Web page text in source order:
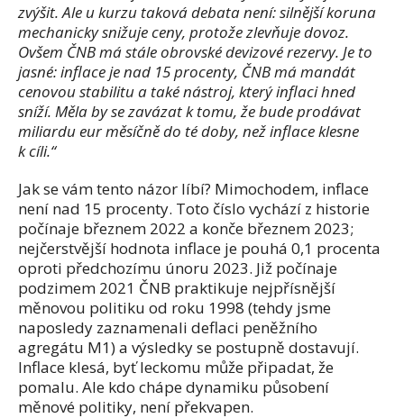
zvýšit. Ale u kurzu taková debata není: silnější koruna
mechanicky snižuje ceny, protože zlevňuje dovoz.
Ovšem ČNB má stále obrovské devizové rezervy. Je to
jasné: inflace je nad 15 procenty, ČNB má mandát
cenovou stabilitu a také nástroj, který inflaci hned
sníží. Měla by se zavázat k tomu, že bude prodávat
miliardu eur měsíčně do té doby, než inflace klesne
k cíli.“
Jak se vám tento názor líbí? Mimochodem, inflace
není nad 15 procenty. Toto číslo vychází z historie
počínaje březnem 2022 a konče březnem 2023;
nejčerstvější hodnota inflace je pouhá 0,1 procenta
oproti předchozímu únoru 2023. Již počínaje
podzimem 2021 ČNB praktikuje nejpřísnější
měnovou politiku od roku 1998 (tehdy jsme
naposledy zaznamenali deflaci peněžního
agregátu M1) a výsledky se postupně dostavují.
Inflace klesá, byť leckomu může připadat, že
pomalu. Ale kdo chápe dynamiku působení
měnové politiky, není překvapen.